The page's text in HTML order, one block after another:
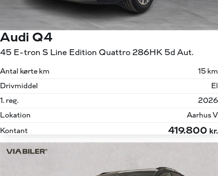
Audi Q4
45 E-tron S Line Edition Quattro 286HK 5d Aut.
Antal kørte km
15 km
Drivmiddel
El
1. reg.
2026
Lokation
Aarhus V
Kontant
419.800 kr.